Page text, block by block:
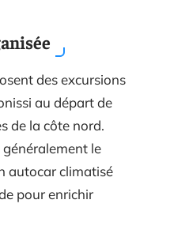
des excursions
au départ de
de la côte nord.
le
autocar climatisé
pour enrichir